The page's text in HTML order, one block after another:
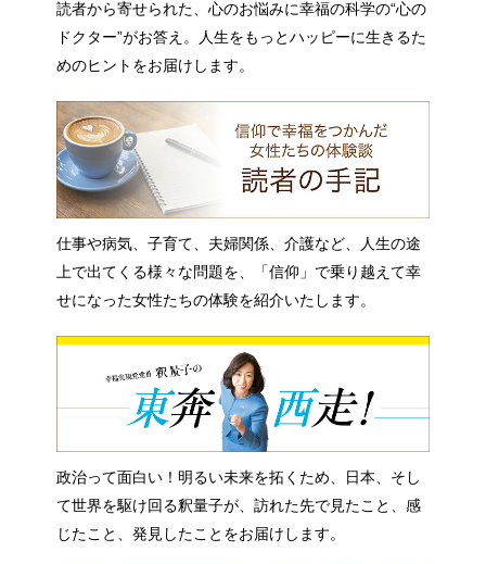
読者から寄せられた、心のお悩みに幸福の科学の“心の
ドクター”がお答え。人生をもっとハッピーに生きるた
めのヒントをお届けします。
仕事や病気、子育て、夫婦関係、介護など、人生の途
上で出てくる様々な問題を、「信仰」で乗り越えて幸
せになった女性たちの体験を紹介いたします。
政治って面白い！明るい未来を拓くため、日本、そし
て世界を駆け回る釈量子が、訪れた先で見たこと、感
じたこと、発見したことをお届けします。